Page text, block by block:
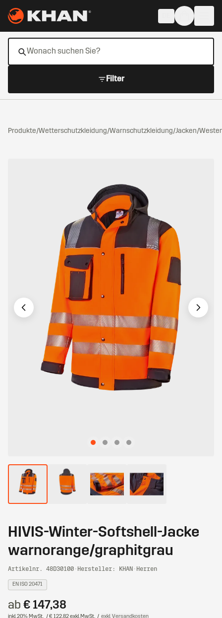
Filter
Produkte/Wetterschutzkleidung/Warnschutzkleidung/Jacken/
HIVIS-Winter-Softshell-Jacke
warnorange/graphitgrau
Artikelnr. 48D30100 · Hersteller: KHAN · Herren
EN ISO 20471
ab € 147,38
inkl. 20% MwSt. / € 122,82 exkl. MwSt. / exkl. Versandkosten